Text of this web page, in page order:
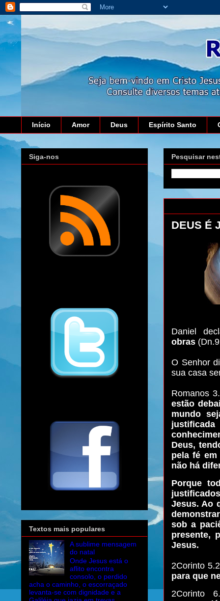
Início Amor Deus Espírito Santo
Pesquisar
DEUS É
Daniel
obras
O Senhor
sua casa
Romanos
estão
mundo
Deus,
pela fé
não há
Porque
Jesus. Ao
sob a
presente,
Jesus.
2Corinto
para que
2Corinto
Siga-nos
Textos mais populares
A sublime mensagem
do natal
Onde Jesus está o
aflito encontra
consolo, o perdido
acha o caminho, o escorraçado
levanta-se com dignidade e a